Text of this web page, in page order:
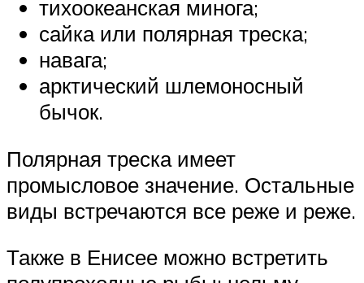
тихоокеанская минога;
сайка или полярная треска;
навага;
арктический шлемоносный
бычок.
Полярная треска имеет
промысловое значение. Остальные
виды встречаются все реже и реже.
Также в Енисее можно встретить